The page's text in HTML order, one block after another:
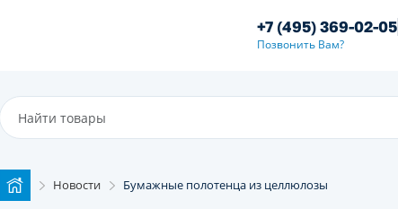
+7 (495) 369-02-05
Позвонить Вам?
Новости Бумажные полотенца из целлюлозы